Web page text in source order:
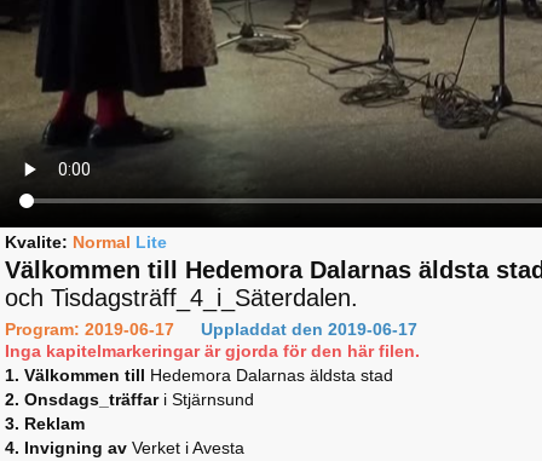
Kvalite: Normal Lite
Välkommen till Hedemora Dalarnas äldsta
och Tisdagsträff_4_i_Säterdalen.
Program: 2019-06-17
Uppladdat den 2019-06-17
Inga kapitelmarkeringar är gjorda för den här filen.
1. Välkommen till Hedemora Dalarnas äldsta stad
2. Onsdags_träffari Stjärnsund
3. Reklam
4. Invigning av Verket i Avesta